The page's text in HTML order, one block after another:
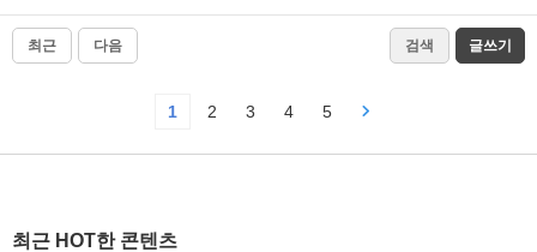
최근 다음 검색 글쓰기
1 2 3 4 5
최근 HOT한 콘텐츠